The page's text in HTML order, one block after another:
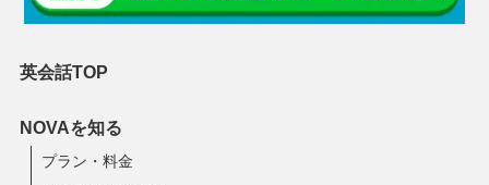
英会話TOP
NOVAを知る
プラン・料金